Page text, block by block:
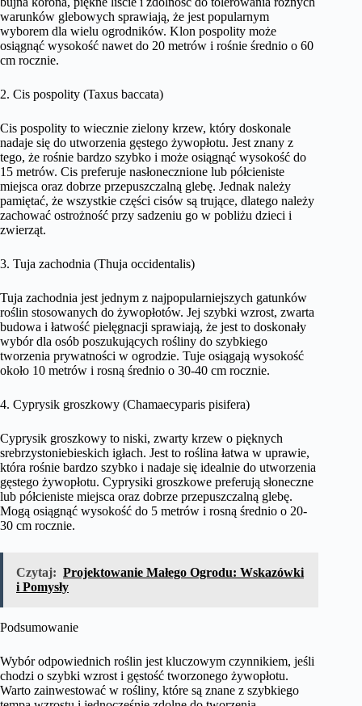
warunków glebowych sprawiają, że jest popularnym
wyborem dla wielu ogrodników. Klon pospolity może
osiągnąć wysokość nawet do 20 metrów i rośnie średnio o 60
cm rocznie.
2. Cis pospolity (Taxus baccata)
Cis pospolity to wiecznie zielony krzew, który doskonale
nadaje się do utworzenia gęstego żywopłotu. Jest znany z
tego, że rośnie bardzo szybko i może osiągnąć wysokość do
15 metrów. Cis preferuje nasłonecznione lub półcieniste
miejsca oraz dobrze przepuszczalną glebę. Jednak należy
pamiętać, że wszystkie części cisów są trujące, dlatego należy
zachować ostrożność przy sadzeniu go w pobliżu dzieci i
zwierząt.
3. Tuja zachodnia (Thuja occidentalis)
Tuja zachodnia jest jednym z najpopularniejszych gatunków
roślin stosowanych do żywopłotów. Jej szybki wzrost, zwarta
budowa i łatwość pielęgnacji sprawiają, że jest to doskonały
wybór dla osób poszukujących rośliny do szybkiego
tworzenia prywatności w ogrodzie. Tuje osiągają wysokość
około 10 metrów i rosną średnio o 30-40 cm rocznie.
4. Cyprysik groszkowy (Chamaecyparis pisifera)
Cyprysik groszkowy to niski, zwarty krzew o pięknych
srebrzystoniebieskich igłach. Jest to roślina łatwa w uprawie,
która rośnie bardzo szybko i nadaje się idealnie do utworzenia
gęstego żywopłotu. Cyprysiki groszkowe preferują słoneczne
lub półcieniste miejsca oraz dobrze przepuszczalną glebę.
Mogą osiągnąć wysokość do 5 metrów i rosną średnio o 20-
30 cm rocznie.
Czytaj: Projektowanie Małego Ogrodu: Wskazówki
i Pomysły
Podsumowanie
Wybór odpowiednich roślin jest kluczowym czynnikiem, jeśli
chodzi o szybki wzrost i gęstość tworzonego żywopłotu.
Warto zainwestować w rośliny, które są znane z szybkiego